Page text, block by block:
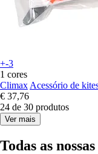
+-3
1 cores
Climax Acessório de
€ 37,76
24 de 30 produtos
Ver mais
Todas as